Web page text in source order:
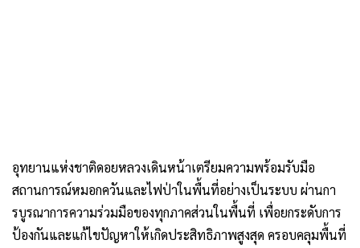
อุทยานแห่งชาติดอยหลวงเดินหน้าเตรียมความพร้อมรับมือ
สถานการณ์หมอกควันและไฟป่าในพื้นที่อย่างเป็นระบบ ผ่านกา
รบูรณาการความร่วมมือของทุกภาคส่วนในพื้นที่ เพื่อยกระดับการ
ป้องกันและแก้ไขปัญหาให้เกิดประสิทธิภาพสูงสุด ครอบคลุมพื้นที่